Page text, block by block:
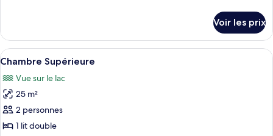
chambre :
Chambre
Familiale
le
type
de
Chambre
Familiale
Voir les prix
Afficher
toutes
les
photos
pour
ce
Une chambre d’hôtel avec un grand
5
Chambre Supérieure
Vue sur le lac
25 m²
2 personnes
1 lit double